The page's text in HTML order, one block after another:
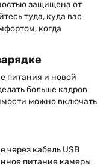
защищена от
туда, куда вас
когда
питания и новой
больше кадров
можно включать
через кабель USB
питание камеры